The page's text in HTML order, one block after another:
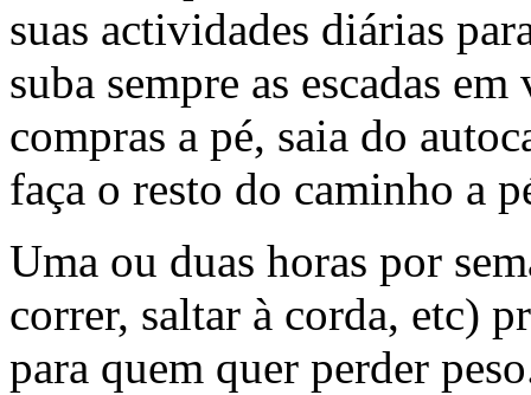
suas actividades diárias
suba sempre as escadas
compras a pé, saia do
faça o resto do caminho a
Uma ou duas horas por
correr, saltar à corda, etc)
para quem quer perder